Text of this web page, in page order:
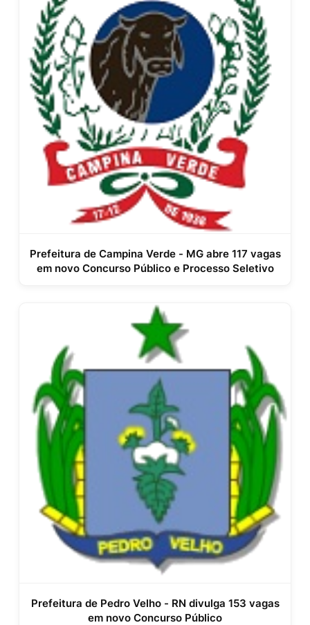
Prefeitura de Campina Verde - MG abre 117 vagas
em novo Concurso Público e Processo Seletivo
Prefeitura de Pedro Velho - RN divulga 153 vagas
em novo Concurso Público